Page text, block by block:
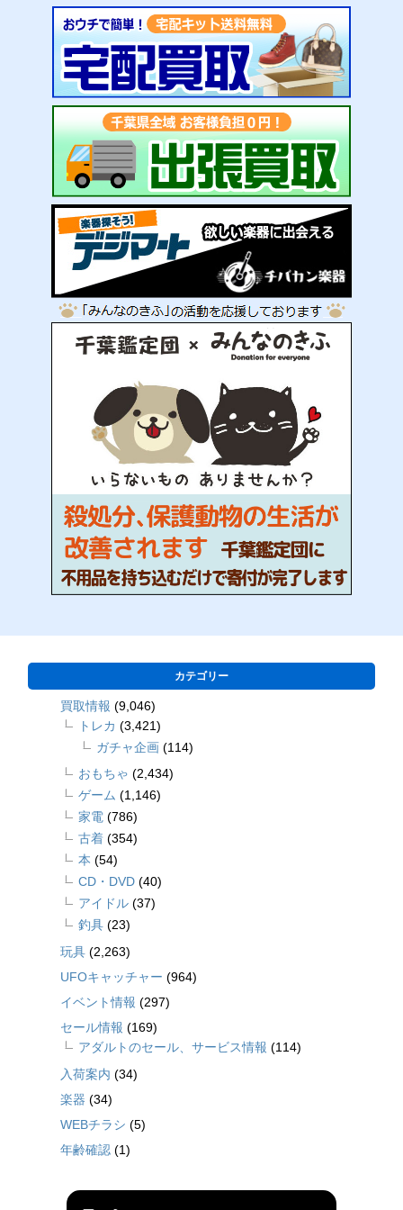
カテゴリー
買取情報 (9,046)
トレカ (3,421)
ガチャ企画 (114)
おもちゃ (2,434)
ゲーム (1,146)
家電 (786)
古着 (354)
本 (54)
CD・DVD (40)
アイドル (37)
釣具 (23)
玩具 (2,263)
UFOキャッチャー (964)
イベント情報 (297)
セール情報 (169)
アダルトのセール、サービス情報 (114)
入荷案内 (34)
楽器 (34)
WEBチラシ (5)
年齢確認 (1)